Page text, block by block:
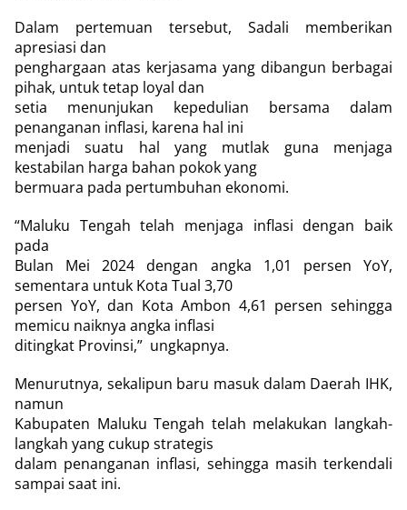
Dalam pertemuan tersebut, Sadali memberikan
apresiasi dan
penghargaan atas kerjasama yang dibangun berbagai
pihak, untuk tetap loyal dan
setia menunjukan kepedulian bersama dalam
penanganan inflasi, karena hal ini
menjadi suatu hal yang mutlak guna menjaga
kestabilan harga bahan pokok yang
bermuara pada pertumbuhan ekonomi.
“Maluku Tengah telah menjaga inflasi dengan baik
pada
Bulan Mei 2024 dengan angka 1,01 persen YoY,
sementara untuk Kota Tual 3,70
persen YoY, dan Kota Ambon 4,61 persen sehingga
memicu naiknya angka inflasi
ditingkat Provinsi,” ungkapnya.
Menurutnya, sekalipun baru masuk dalam Daerah IHK,
namun
Kabupaten Maluku Tengah telah melakukan langkah-
langkah yang cukup strategis
dalam penanganan inflasi, sehingga masih terkendali
sampai saat ini.